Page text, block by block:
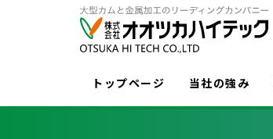
トップページ 当社の強み